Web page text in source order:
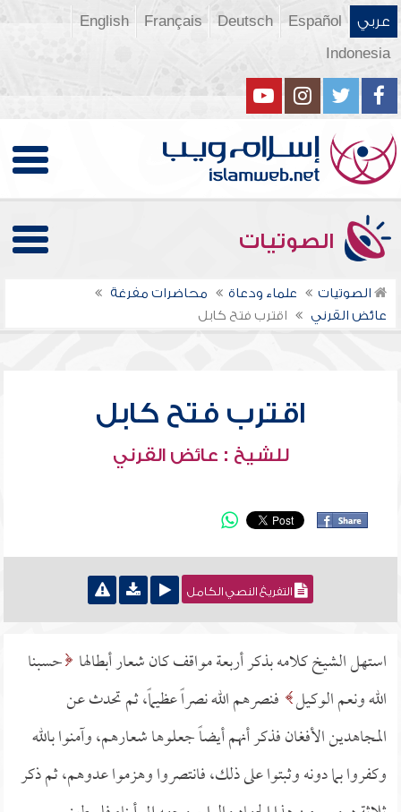
عربي Español
Deutsch
Français
English
Indonesia
الصوتيات
الصوتيات علماء ودعاة
محاضرات مفرغة
عائض القرني
اقترب فتح كابل
اقترب فتح كابل
للشيخ : عائض القرني
التفريغ النصي الكامل
استهل الشيخ كلامه بذكر أربعة مواقف كان شعار أبطالها حسبنا
الله ونعم الوكيل فنصرهم الله نصراً عظيماً، ثم تحدث عن
المجاهدين الأفغان فذكر أنهم أيضاً جعلوها شعارهم، وآمنوا بالله
وكفروا بما دونه وثبتوا على ذلك، فانتصروا وهزموا عدوهم، ثم ذكر